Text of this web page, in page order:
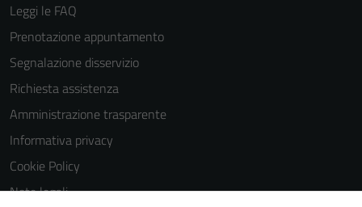
Leggi le FAQ
Prenotazione appuntamento
Segnalazione disservizio
Richiesta assistenza
Amministrazione trasparente
Informativa privacy
Cookie Policy
Note legali